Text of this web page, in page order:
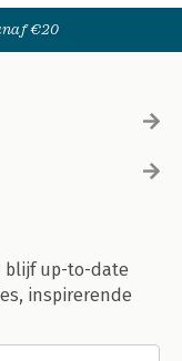
€20
blijf up-to-date
inspirerende